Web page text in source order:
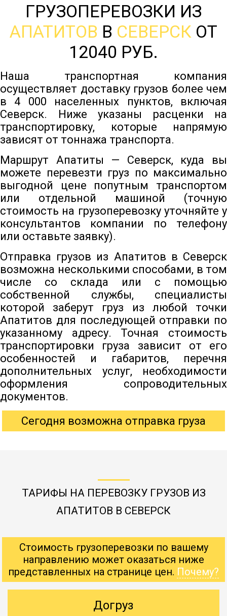
ГРУЗОПЕРЕВОЗКИ ИЗ
АПАТИТОВ В СЕВЕРСК ОТ
12040 РУБ.
Наша транспортная компания
осуществляет доставку грузов более чем
в 4 000 населенных пунктов, включая
Северск. Ниже указаны расценки на
транспортировку, которые напрямую
зависят от тоннажа транспорта.
Маршрут Апатиты — Северск, куда вы
можете перевезти груз по максимально
выгодной цене попутным транспортом
или отдельной машиной (точную
стоимость на грузоперевозку уточняйте у
консультантов компании по телефону
или оставьте заявку).
Отправка грузов из Апатитов в Северск
возможна несколькими способами, в том
числе со склада или с помощью
собственной службы, специалисты
которой заберут груз из любой точки
Апатитов для последующей отправки по
указанному адресу. Точная стоимость
транспортировки груза зависит от его
особенностей и габаритов, перечня
дополнительных услуг, необходимости
оформления сопроводительных
документов.
Сегодня возможна отправка груза
ТАРИФЫ НА ПЕРЕВОЗКУ ГРУЗОВ ИЗ
АПАТИТОВ В СЕВЕРСК
Стоимость грузоперевозки по вашему
направлению может оказаться ниже
представленных на странице цен. Почему?
Догруз